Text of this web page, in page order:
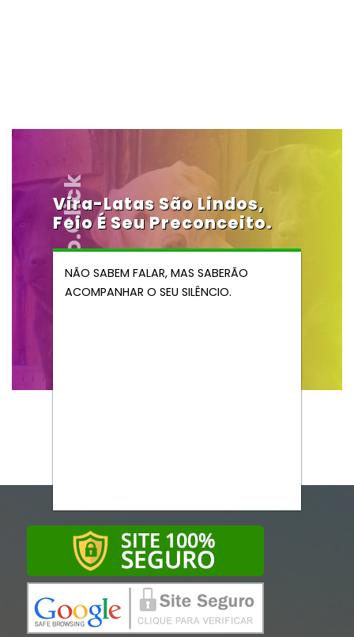
Vendocao.click
Vira-Latas São Lindos,
Feio É Seu Preconceito.
NÃO SABEM FALAR, MAS SABERÃO
ACOMPANHAR O SEU SILÊNCIO.